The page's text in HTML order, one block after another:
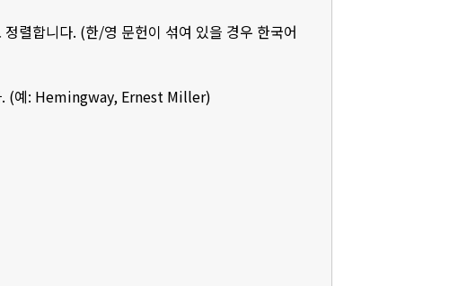
렬합니다. (한/영 문헌이 섞여 있을 경우 한국어
. (예: Hemingway, Ernest Miller)